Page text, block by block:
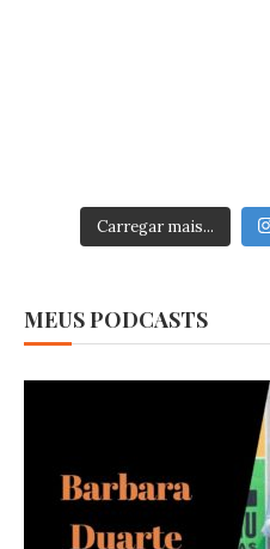
Carregar mais...
MEUS PODCASTS